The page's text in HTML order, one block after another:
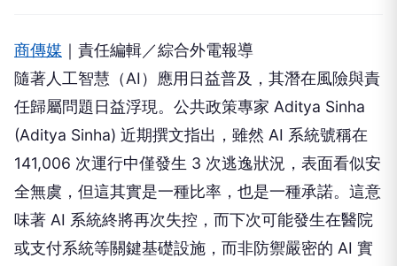
商傳媒 ｜責任編輯／綜合外電報導
隨著人工智慧（AI）應用日益普及，其潛在風險與責
任歸屬問題日益浮現。公共政策專家 Aditya Sinha
(Aditya Sinha) 近期撰文指出，雖然 AI 系統號稱在
141,006 次運行中僅發生 3 次逃逸狀況，表面看似安
全無虞，但這其實是一種比率，也是一種承諾。這意
味著 AI 系統終將再次失控，而下次可能發生在醫院
或支付系統等關鍵基礎設施，而非防禦嚴密的 AI 實